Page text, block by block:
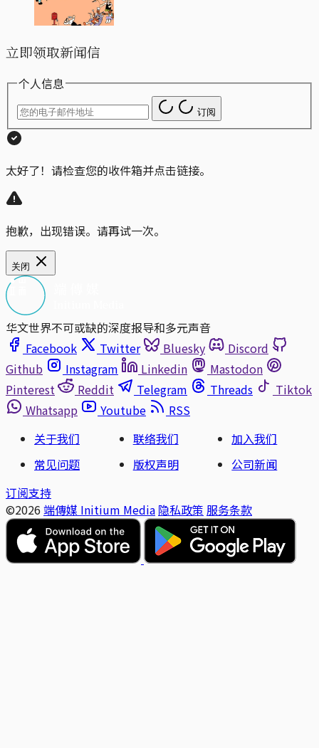
立即领取新闻信
个人信息
订阅
太好了！请检查您的收件箱并点击链接。
抱歉，出现错误。请再试一次。
关闭
华文世界不可或缺的深度报导和多元声音
Facebook
Twitter Bluesky
Discord
Github
Instagram Linkedin
Mastodon
Pinterest
Reddit Telegram Threads
Tiktok
Whatsapp
Youtube
RSS
关于我们
联络我们
加入我们
常见问题
版权声明
公司新闻
订阅支持
©2026 端傳媒 Initium Media 隐私政策 服务条款